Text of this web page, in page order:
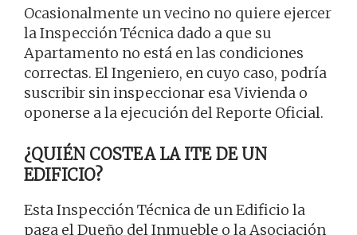
Ocasionalmente un vecino no quiere ejercer
la Inspección Técnica dado a que su
Apartamento no está en las condiciones
correctas. El Ingeniero, en cuyo caso, podría
suscribir sin inspeccionar esa Vivienda o
oponerse a la ejecución del Reporte Oficial.
¿QUIÉN COSTEA LA ITE DE UN
EDIFICIO?
Esta Inspección Técnica de un Edificio la
paga el Dueño del Inmueble o la Asociación